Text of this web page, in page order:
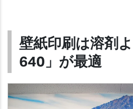
壁紙印刷は溶剤
640」が最適